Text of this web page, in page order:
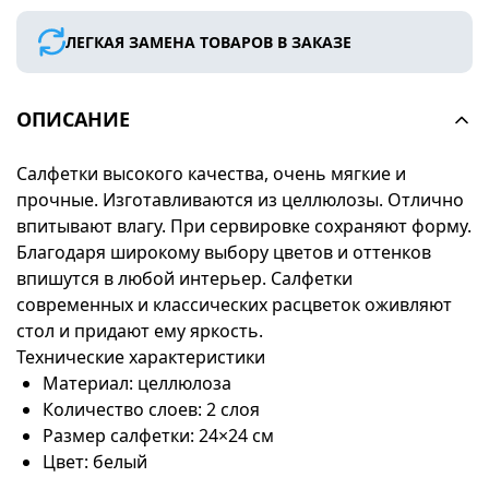
ЛЕГКАЯ ЗАМЕНА ТОВАРОВ В ЗАКАЗЕ
ОПИСАНИЕ
Салфетки высокого качества, очень мягкие и
прочные. Изготавливаются из целлюлозы. Отлично
впитывают влагу. При сервировке сохраняют форму.
Благодаря широкому выбору цветов и оттенков
впишутся в любой интерьер. Салфетки
современных и классических расцветок оживляют
стол и придают ему яркость.
Технические характеристики
Материал: целлюлоза
Количество слоев: 2 слоя
Размер салфетки: 24×24 см
Цвет: белый